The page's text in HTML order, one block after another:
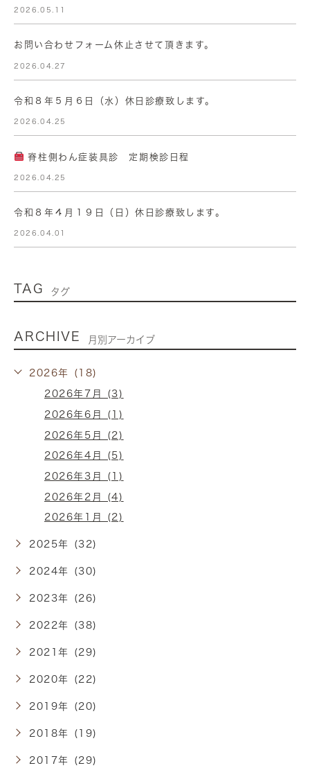
2026.05.11
お問い合わせフォーム休止させて頂きます。
2026.04.27
令和８年５月６日（水）休日診療致します。
2026.04.25
脊柱側わん症装具診 定期検診日程
2026.04.25
令和８年４月１９日（日）休日診療致します。
2026.04.01
TAG タグ
ARCHIVE 月別アーカイブ
2026年 (18)
2026年7月 (3)
2026年6月 (1)
2026年5月 (2)
2026年4月 (5)
2026年3月 (1)
2026年2月 (4)
2026年1月 (2)
2025年 (32)
2024年 (30)
2023年 (26)
2022年 (38)
2021年 (29)
2020年 (22)
2019年 (20)
2018年 (19)
2017年 (29)